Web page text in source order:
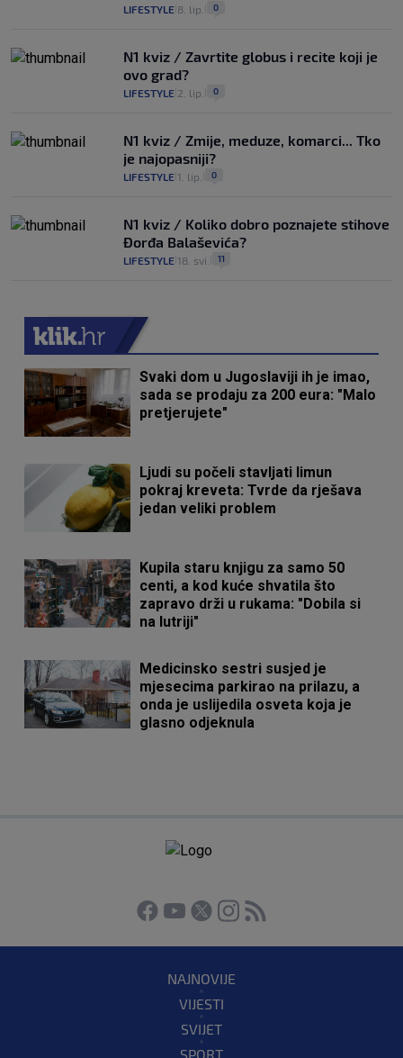
LIFESTYLE 8. lip. 0
N1 kviz / Zavrtite globus i recite koji je
ovo grad?
LIFESTYLE 2. lip. 0
N1 kviz / Zmije, meduze, komarci... Tko
je najopasniji?
LIFESTYLE 1. lip. 0
N1 kviz / Koliko dobro poznajete stihove
Đorđa Balaševića?
LIFESTYLE 18. svi. 11
Svaki dom u Jugoslaviji ih je imao,
sada se prodaju za 200 eura: "Malo
pretjerujete"
Ljudi su počeli stavljati limun
pokraj kreveta: Tvrde da rješava
jedan veliki problem
Kupila staru knjigu za samo 50
centi, a kod kuće shvatila što
zapravo drži u rukama: "Dobila si
na lutriji"
Medicinsko sestri susjed je
mjesecima parkirao na prilazu, a
onda je uslijedila osveta koja je
glasno odjeknula
NAJNOVIJE
VIJESTI
SVIJET
SPORT